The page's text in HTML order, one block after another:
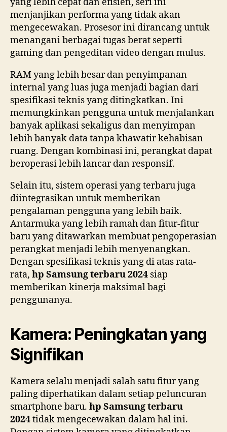
menjanjikan performa yang tidak akan
mengecewakan. Prosesor ini dirancang untuk
menangani berbagai tugas berat seperti
gaming dan pengeditan video dengan mulus.
RAM yang lebih besar dan penyimpanan
internal yang luas juga menjadi bagian dari
spesifikasi teknis yang ditingkatkan. Ini
memungkinkan pengguna untuk menjalankan
banyak aplikasi sekaligus dan menyimpan
lebih banyak data tanpa khawatir kehabisan
ruang. Dengan kombinasi ini, perangkat dapat
beroperasi lebih lancar dan responsif.
Selain itu, sistem operasi yang terbaru juga
diintegrasikan untuk memberikan
pengalaman pengguna yang lebih baik.
Antarmuka yang lebih ramah dan fitur-fitur
baru yang ditawarkan membuat pengoperasian
perangkat menjadi lebih menyenangkan.
Dengan spesifikasi teknis yang di atas rata-
rata, hp Samsung terbaru 2024 siap
memberikan kinerja maksimal bagi
penggunanya.
Kamera: Peningkatan yang
Signifikan
Kamera selalu menjadi salah satu fitur yang
paling diperhatikan dalam setiap peluncuran
smartphone baru. hp Samsung terbaru
2024tidak mengecewakan dalam hal ini.